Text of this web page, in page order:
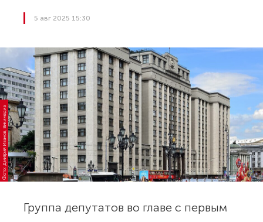
5 авг 2025 15:30
Фото: Дмитрий Иванов, Викимедиа
Группа депутатов во главе с первым